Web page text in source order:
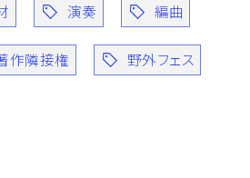
演奏 編曲
作隣接権 野外フェス